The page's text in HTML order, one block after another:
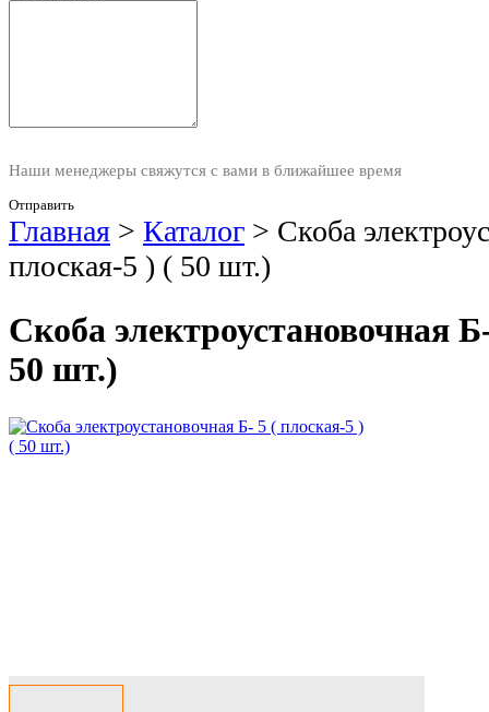
Наши менеджеры свяжутся с вами в ближайшее время
Отправить
Главная > Каталог > Скоба
плоская-5 ) ( 50 шт.)
Скоба электроустановочная
50 шт.)